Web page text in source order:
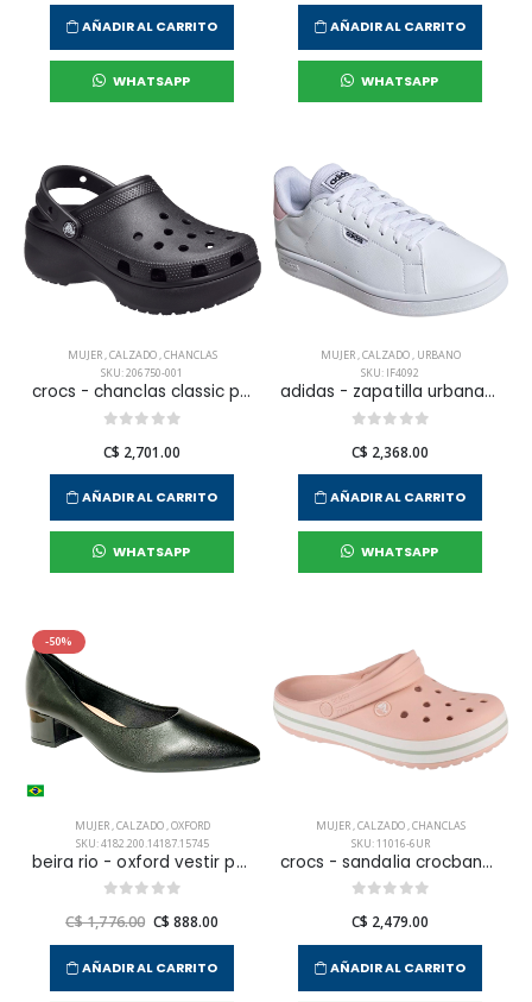
AÑADIR AL CARRITO
WHATSAPP
AÑADIR AL CARRITO
WHATSAPP
MUJER,CALZADO,CHANCLAS
SKU: 206750-001
crocs - chanclas classic platform clog w para mujer
C$ 2,701.00
AÑADIR AL CARRITO
WHATSAPP
MUJER,CALZADO, URBANO
SKU: IF4092
adidas - zapatilla urbana urban court wpara mujer
C$ 2,368.00
AÑADIR AL CARRITO
WHATSAPP
-50%
MUJER,CALZADO,OXFORD
SKU: 4182.200.14187.15745
beira rio - oxford vestir para mujer
C$ 1,776.00 C$ 888.00
AÑADIR AL CARRITO
MUJER,CALZADO,CHANCLAS
SKU: 11016-6UR
crocs - sandalia crocband para mujer
C$ 2,479.00
AÑADIR AL CARRITO